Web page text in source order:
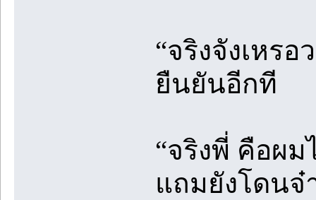
“จริงจังเหร
ยืนยันอีกที
“จริงพี่ คือผม
แถมยังโดนจ๋